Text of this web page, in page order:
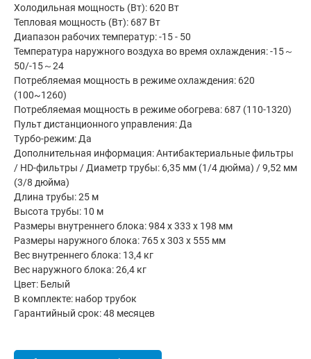
Холодильная мощность (Вт): 620 Вт
Тепловая мощность (Вт): 687 Вт
Диапазон рабочих температур: -15 - 50
Температура наружного воздуха во время охлаждения: -15～
50/-15～24
Потребляемая мощность в режиме охлаждения: 620
(100~1260)
Потребляемая мощность в режиме обогрева: 687 (110-1320)
Пульт дистанционного управления: Да
Турбо-режим: Да
Дополнительная информация: Антибактериальные фильтры
/ HD-фильтры / Диаметр трубы: 6,35 мм (1/4 дюйма) / 9,52 мм
(3/8 дюйма)
Длина трубы: 25 м
Высота трубы: 10 м
Размеры внутреннего блока: 984 x 333 x 198 мм
Размеры наружного блока: 765 x 303 x 555 мм
Вес внутреннего блока: 13,4 кг
Вес наружного блока: 26,4 кг
Цвет: Белый
В комплекте: набор трубок
Гарантийный срок: 48 месяцев